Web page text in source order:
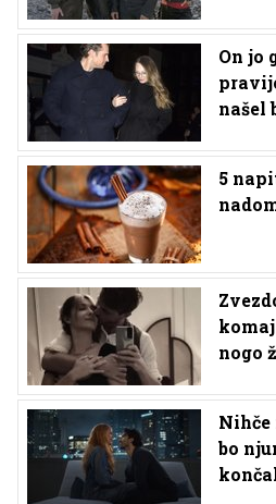
On jo
našel
5
nogo
Nihče
bo